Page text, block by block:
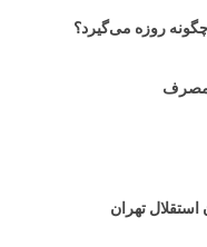
چگونه روزه می‌گیرد؟
مصرف
تهران